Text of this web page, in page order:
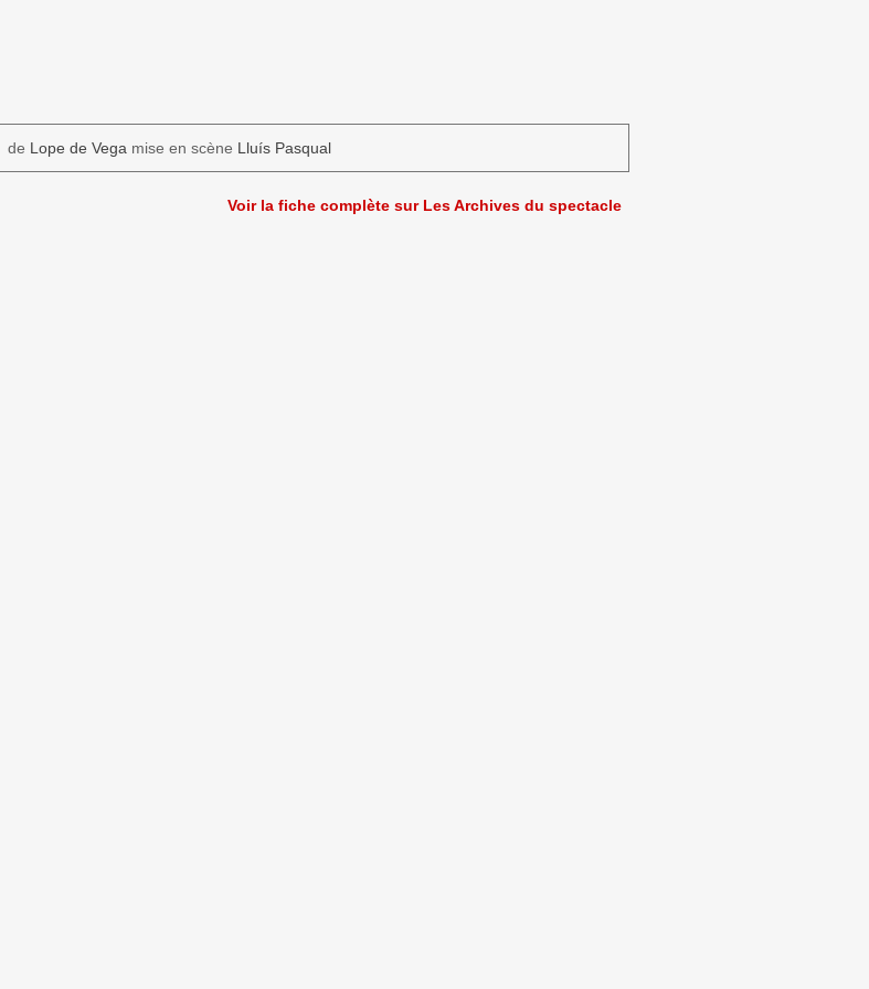
de Lope de Vegamise en scène Lluís Pasqual
Voir la fiche complète sur Les Archives du spectacle